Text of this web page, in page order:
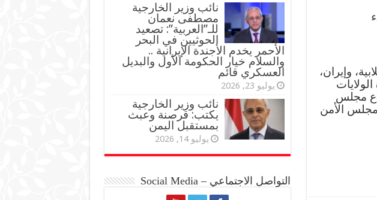
وإيران،
مجلس
مجلس الأمن
نائب وزير الخارجية
مصطفى نعمان
للـ”العربية”: تصعيد
الحوثيين في البحر
الأحمر يخدم الأجندة الإيرانية ..
والسلام خيار الحكومة الأول والبديل
العسكري قائم
يوليو 23, 2026
نائب وزير الخارجية
يكتب: قرصنة وعبث
بمستقبل اليمن
يوليو 14, 2026
التواصل الاجتماعي – Social Media